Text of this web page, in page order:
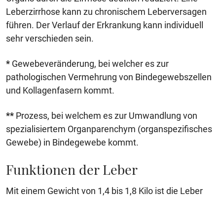
Leberzirrhose kann zu chronischem Leberversagen
führen. Der Verlauf der Erkrankung kann individuell
sehr verschieden sein.
* Gewebeveränderung, bei welcher es zur
pathologischen Vermehrung von Bindegewebszellen
und Kollagenfasern kommt.
** Prozess, bei welchem es zur Umwandlung von
spezialisiertem Organparenchym (organspezifisches
Gewebe) in Bindegewebe kommt.
Funktionen der Leber
Mit einem Gewicht von 1,4 bis 1,8 Kilo ist die Leber